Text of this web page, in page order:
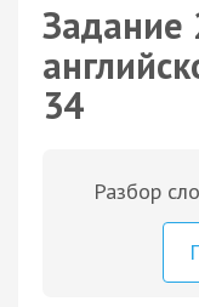
Задание
34
Разбор